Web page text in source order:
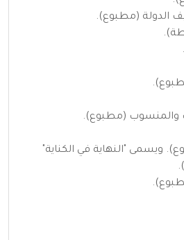
الدولة (مطبوع).
والمنسوب (مطبوع).
ويسمى "النهاية في الكناية"